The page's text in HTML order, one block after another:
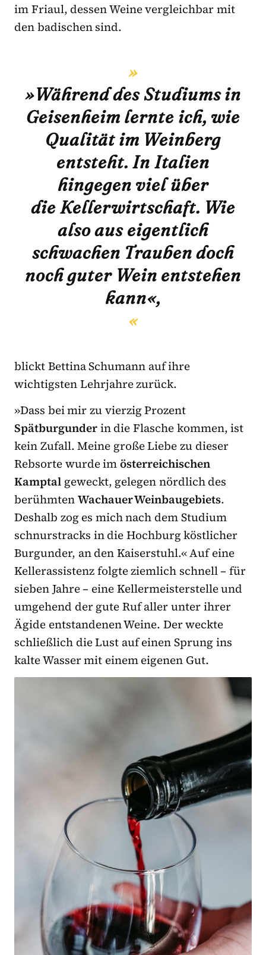
im Friaul, dessen Weine vergleichbar mit
den badischen sind.
»Während desStudiums in
Geisenheim lernte ich, wie
Qualität im Weinberg
entsteht. In Italien
hingegen viel über
die Kellerwirtschaft. Wie
also aus eigentlich
schwachen Trauben doch
noch guter Wein entstehen
kann«,
blickt Bettina Schumann auf ihre
wichtigsten Lehrjahre zurück.
»Dass bei mir zuvierzig Prozent
Spätburgunderin die Flaschekommen, ist
kein Zufall. Meine große Liebe zu dieser
Rebsorte wurde imösterreichischen
Kamptal geweckt, gelegen nördlich des
berühmtenWachauer Weinbaugebiets.
Deshalb zog es mich nach dem Studium
schnurstracks in die Hochburg köstlicher
Burgunder, an den Kaiserstuhl.« Auf eine
Kellerassistenz folgte ziemlich schnell – für
sieben Jahre – eineKellermeisterstelleund
umgehend der gute Ruf aller unter ihrer
Ägide entstandenen Weine. Der weckte
schließlich die Lust auf einen Sprung ins
kalte Wasser mit einem eigenen Gut.